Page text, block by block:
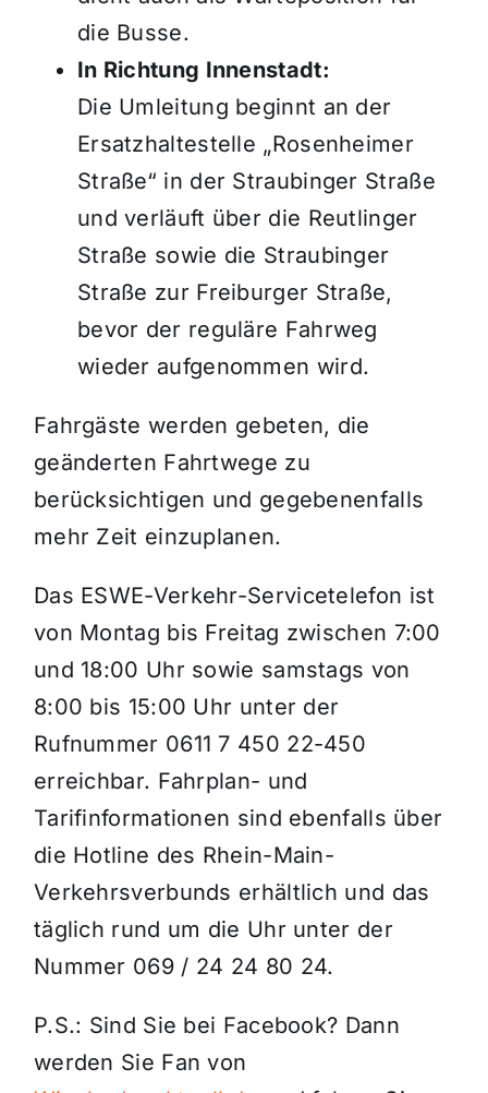
die Busse.
In Richtung Innenstadt:
Die Umleitung beginnt an der
Ersatzhaltestelle „Rosenheimer
Straße“ in der Straubinger Straße
und verläuft über die Reutlinger
Straße sowie die Straubinger
Straße zur Freiburger Straße,
bevor der reguläre Fahrweg
wieder aufgenommen wird.
Fahrgäste werden gebeten, die
geänderten Fahrtwege zu
berücksichtigen und gegebenenfalls
mehr Zeit einzuplanen.
Das ESWE-Verkehr-Servicetelefon ist
von Montag bis Freitag zwischen 7:00
und 18:00 Uhr sowie samstags von
8:00 bis 15:00 Uhr unter der
Rufnummer 0611 7 450 22-450
erreichbar. Fahrplan- und
Tarifinformationen sind ebenfalls über
die Hotline des Rhein-Main-
Verkehrsverbunds erhältlich und das
täglich rund um die Uhr unter der
Nummer 069 / 24 24 80 24.
P.S.: Sind Sie bei Facebook? Dann
werden Sie Fan von